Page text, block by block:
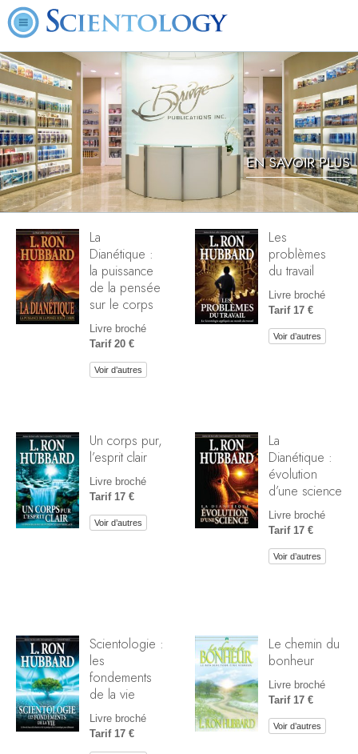
EN SAVOIR PLUS
La
Dianétique :
la puissance
de la pensée
sur le corps
Livre broché
Tarif 20 €
Voir d’autres
Les
problèmes
du travail
Livre broché
Tarif 17 €
Voir d’autres
Un corps pur,
l’esprit clair
Livre broché
Tarif 17 €
Voir d’autres
La
Dianétique :
évolution
d’une science
Livre broché
Tarif 17 €
Voir d’autres
Scientologie :
les
fondements
de la vie
Livre broché
Tarif 17 €
Le chemin du
bonheur
Livre broché
Tarif 17 €
Voir d’autres